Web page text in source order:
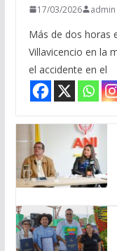
17/03/2026 admin
Más de dos horas
Villavicencio en la
el accidente en el